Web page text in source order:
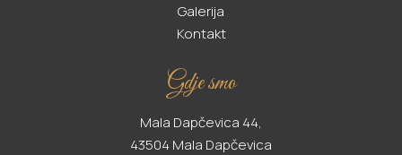
Galerija
Kontakt
Gdje smo
Mala Dapčevica 44,
43504 Mala Dapčevica